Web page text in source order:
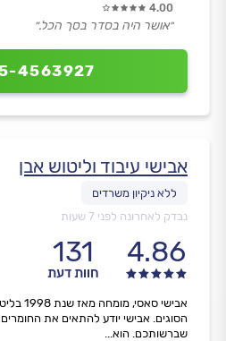
4563927
4.00
״אושר היה בסדר בסך הכל.״
אבישי עיבוד וליטוש אבן
נבדק לאחרונה לפני 7 שעות
4.86
131
חוות דעת
אבישי
הסוגים. אבישי יודע להתאים את
שברשותכם. הוא...